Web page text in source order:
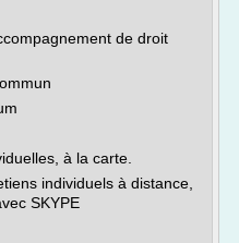
de droit
à la carte.
individuels à distance,
SKYPE